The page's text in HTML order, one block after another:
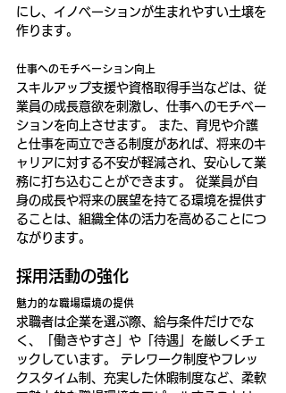
にし、イノベーションが生まれやすい土壌を
作ります。
仕事へのモチベーション向上
スキルアップ支援や資格取得手当などは、従
業員の成長意欲を刺激し、仕事へのモチベー
ションを向上させます。 また、育児や介護
と仕事を両立できる制度があれば、将来のキ
ャリアに対する不安が軽減され、安心して業
務に打ち込むことができます。 従業員が自
身の成長や将来の展望を持てる環境を提供す
ることは、組織全体の活力を高めることにつ
ながります。
採用活動の強化
魅力的な職場環境の提供
求職者は企業を選ぶ際、給与条件だけでな
く、「働きやすさ」や「待遇」を厳しくチェ
ックしています。 テレワーク制度やフレッ
クスタイム制、充実した休暇制度など、柔軟